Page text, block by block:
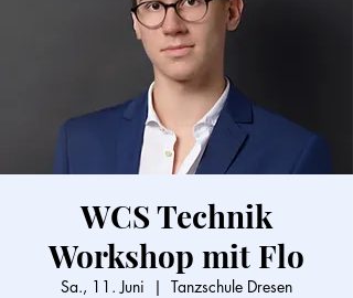
WCS Technik
Workshop mit Flo
Sa., 11. Juni
  |
Tanzschule Dresen